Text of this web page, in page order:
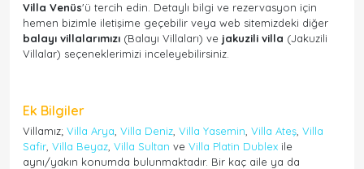
Villa Venüs'ü tercih edin. Detaylı bilgi ve rezervasyon için
hemen bizimle iletişime geçebilir veya web sitemizdeki diğer
balayı villalarımızı (Balayı Villaları) ve jakuzili villa (Jakuzili
Villalar) seçeneklerimizi inceleyebilirsiniz.
Ek Bilgiler
Villamız; Villa Arya Villa Deniz Villa Yasemin Villa Ateş Villa
Safir Villa Beyaz Villa Sultan ve Villa Platin Dublex ile
aynı/yakın konumda bulunmaktadır. Bir kaç aile ya da